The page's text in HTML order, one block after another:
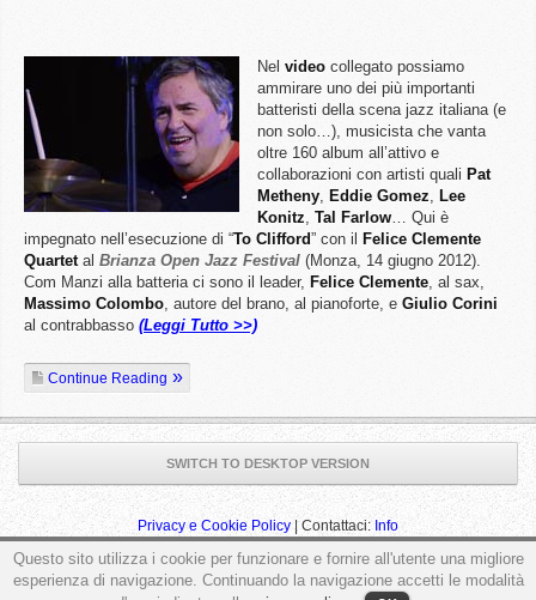
Nel video collegato possiamo
ammirare uno dei più importanti
batteristi della scena jazz italiana (e
non solo…), musicista che vanta
oltre 160 album all’attivo e
collaborazioni con artisti quali Pat
Metheny, Eddie Gomez, Lee
Konitz, Tal Farlow… Qui è
impegnato nell’esecuzione di “To Clifford” con il
Felice Clemente
Quartetal Brianza Open Jazz Festival (Monza, 14 giugno 2012).
Com Manzi alla batteria ci sono il leader, Felice Clemente, al sax,
Massimo Colombo, autore del brano, al pianoforte, e Giulio Corini
al contrabbasso (Leggi Tutto >>)
Continue Reading
SWITCH TO DESKTOP VERSION
Privacy e Cookie Policy| Contattaci: Info
Questo sito utilizza i cookie per funzionare e fornire all'utente una migliore
esperienza di navigazione. Continuando la navigazione accetti le modalità